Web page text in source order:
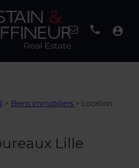
account_circle
> Biens immobiliers > Location
Lille